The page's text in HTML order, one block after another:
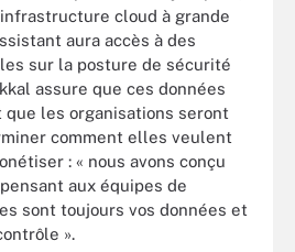
cloud à grande
aura accès à des
sur la posture de sécurité
assure que ces données
les organisations seront
comment elles veulent
: « nous avons conçu
aux équipes de
sont toujours vos données et
».